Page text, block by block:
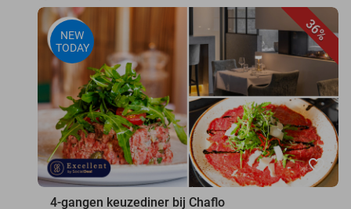
36%
NEW
TODAY
favorite_border
4-gangen keuzediner bij Chaflo